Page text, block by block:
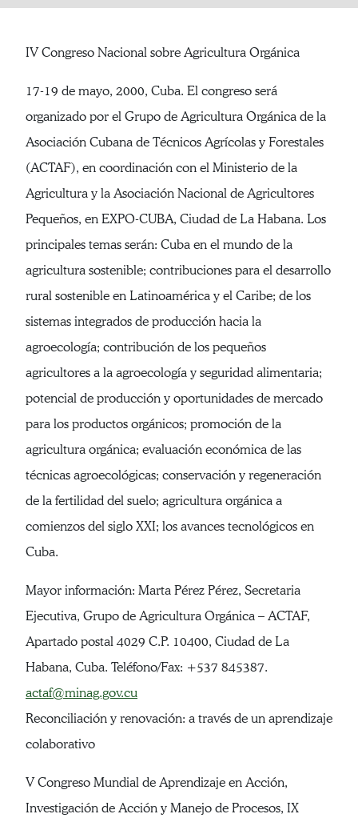
IV Congreso Nacional sobre Agricultura Orgánica
17-19 de mayo, 2000, Cuba. El congreso será
organizado por el Grupo de Agricultura Orgánica de la
Asociación Cubana de Técnicos Agrícolas y Forestales
(ACTAF), en coordinación con el Ministerio de la
Agricultura y la Asociación Nacional de Agricultores
Pequeños, en EXPO-CUBA, Ciudad de La Habana. Los
principales temas serán: Cuba en el mundo de la
agricultura sostenible; contribuciones para el desarrollo
rural sostenible en Latinoamérica y el Caribe; de los
sistemas integrados de producción hacia la
agroecología; contribución de los pequeños
agricultores a la agroecología y seguridad alimentaria;
potencial de producción y oportunidades de mercado
para los productos orgánicos; promoción de la
agricultura orgánica; evaluación económica de las
técnicas agroecológicas; conservación y regeneración
de la fertilidad del suelo; agricultura orgánica a
comienzos del siglo XXI; los avances tecnológicos en
Cuba.
Mayor información: Marta Pérez Pérez, Secretaria
Ejecutiva, Grupo de Agricultura Orgánica – ACTAF,
Apartado postal 4029 C.P. 10400, Ciudad de La
Habana, Cuba. Teléfono/Fax: +537 845387.
actaf@minag.gov.cu
Reconciliación y renovación: a través de un aprendizaje
colaborativo
V Congreso Mundial de Aprendizaje en Acción,
Investigación de Acción y Manejo de Procesos, IX